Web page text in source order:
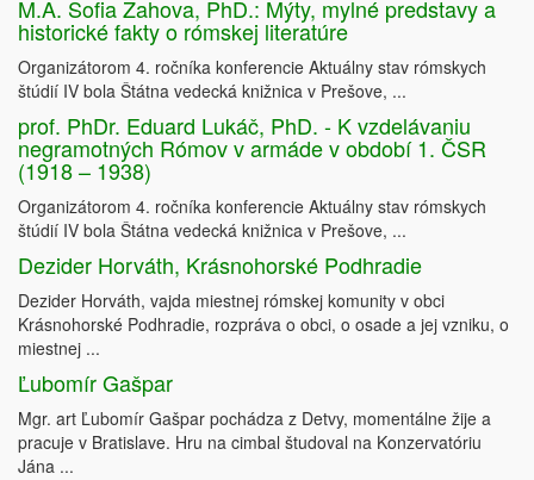
M.A. Sofia Zahova, PhD.: Mýty, mylné predstavy a
historické fakty o rómskej literatúre
Organizátorom 4. ročníka konferencie Aktuálny stav rómskych
štúdií IV bola Štátna vedecká knižnica v Prešove, ...
prof. PhDr. Eduard Lukáč, PhD. - K vzdelávaniu
negramotných Rómov v armáde v období 1. ČSR
(1918 – 1938)
Organizátorom 4. ročníka konferencie Aktuálny stav rómskych
štúdií IV bola Štátna vedecká knižnica v Prešove, ...
Dezider Horváth, Krásnohorské Podhradie
Dezider Horváth, vajda miestnej rómskej komunity v obci
Krásnohorské Podhradie, rozpráva o obci, o osade a jej vzniku, o
miestnej ...
Ľubomír Gašpar
Mgr. art Ľubomír Gašpar pochádza z Detvy, momentálne žije a
pracuje v Bratislave. Hru na cimbal študoval na Konzervatóriu
Jána ...